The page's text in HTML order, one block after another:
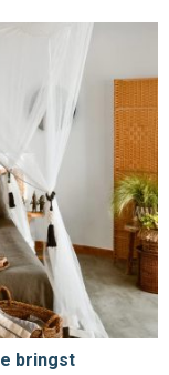
bringst